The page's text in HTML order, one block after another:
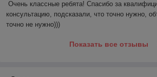
Очень классные ребята! Спасибо за
консультацию, подсказали, что точно нужно,
точно не нужно)))
Показать все отзывы